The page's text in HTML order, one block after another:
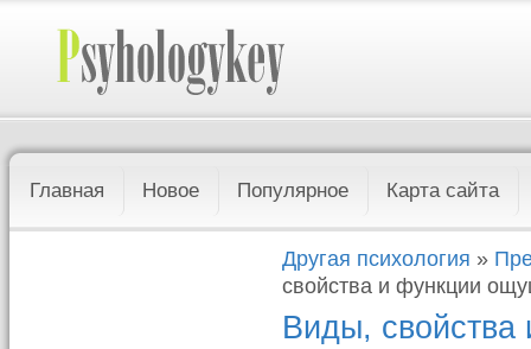
Главная Новое Популярное Карта сайта
Другая психология »
свойства и функции
Виды,